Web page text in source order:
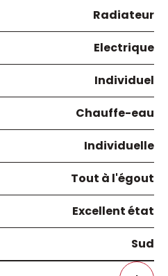
Radiateur
Electrique
Individuel
Chauffe-eau
Individuelle
Tout à l'égout
Excellent état
Sud